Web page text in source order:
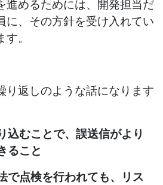
進めるためには、開発担当だ
に、その方針を受け入れてい
。
り返しのような話になります
込むことで、誤送信がより
ること
で点検を行われても、リス